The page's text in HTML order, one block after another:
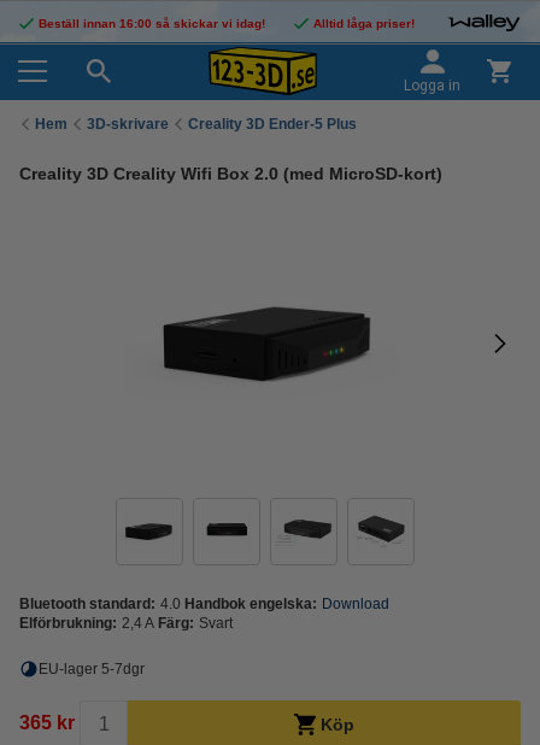
Beställ innan 16:00 så skickar vi idag! Alltid låga priser!
Logga in
Hem 3D-skrivare Creality 3D Ender-5 Plus
Creality 3D Creality Wifi Box 2.0 (med MicroSD-kort)
Bluetooth standard: 4.0 Handbok engelska: Download
Elförbrukning: 2,4 A Färg: Svart
EU-lager 5-7dgr
365 kr Köp